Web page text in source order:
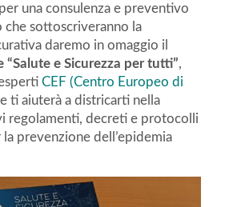
una consulenza e preventivo
che sottoscriveranno la
daremo in omaggio il
“Salute e Sicurezza per tutti”,
CEF (Centro Europeo di
ti aiuterà a districarti nella
regolamenti, decreti e protocolli
prevenzione dell’epidemia